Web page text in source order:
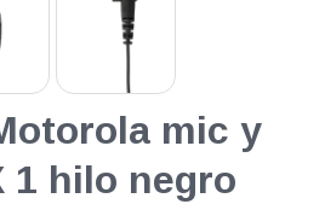
mic y
1 hilo negro